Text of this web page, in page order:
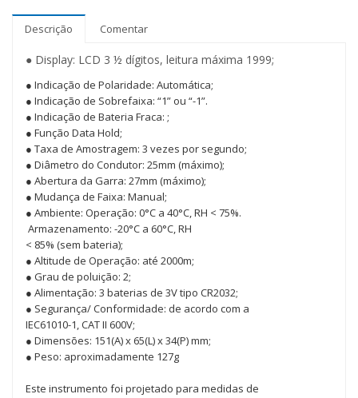
Descrição Comentar
● Display: LCD 3 ½ dígitos, leitura máxima 1999;
● Indicação de Polaridade: Automática;
● Indicação de Sobrefaixa: “1” ou “-1”.
● Indicação de Bateria Fraca: ;
● Função Data Hold;
● Taxa de Amostragem: 3 vezes por segundo;
● Diâmetro do Condutor: 25mm (máximo);
● Abertura da Garra: 27mm (máximo);
● Mudança de Faixa: Manual;
● Ambiente: Operação: 0°C a 40°C, RH < 75%.
Armazenamento: -20°C a 60°C, RH
< 85% (sem bateria);
● Altitude de Operação: até 2000m;
● Grau de poluição: 2;
● Alimentação: 3 baterias de 3V tipo CR2032;
● Segurança/ Conformidade: de acordo com a
IEC61010-1, CAT II 600V;
● Dimensões: 151(A) x 65(L) x 34(P) mm;
● Peso: aproximadamente 127g
Este instrumento foi projetado para medidas de